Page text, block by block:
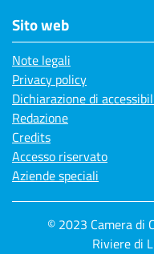
Sito web
Note legali
Privacy policy
Dichiarazione di
Redazione
Credits
Accesso riservato
Aziende speciali
© 2023 Camera di
Riviere di